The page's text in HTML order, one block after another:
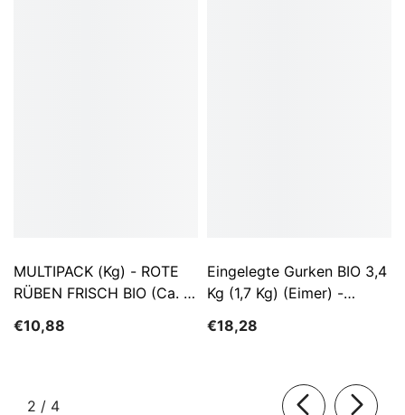
MULTIPACK (kg) - ROTE
RÜBEN FRISCH BIO (ca. 5
€10,88
Eingelegte Gurken BIO 3,4
Kg (1,7 Kg) (Eimer) -
€18,28
2 / von
4